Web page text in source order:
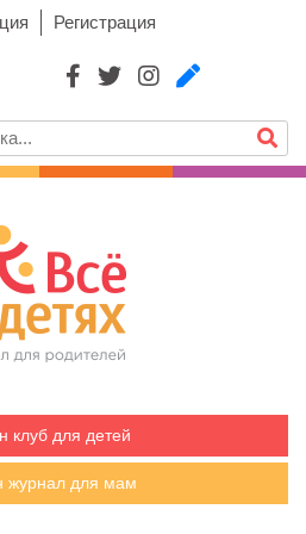
Регистрация
клуб для детей
журнал для мам